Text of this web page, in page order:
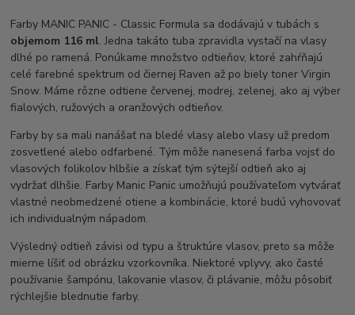
Farby MANIC PANIC - Classic Formula sa dodávajú v tubách s
objemom 116 ml. Jedna takáto tuba zpravidla vystačí na vlasy
dlhé po ramená. Ponúkame množstvo odtieňov, ktoré zahŕňajú
celé farebné spektrum od čiernej Raven až po biely toner Virgin
Snow. Máme rôzne odtiene červenej, modrej, zelenej, ako aj výber
fialových, ružových a oranžových odtieňov.
Farby by sa mali nanášať na bledé vlasy alebo vlasy už predom
zosvetlené alebo odfarbené. Tým môže nanesená farba vojsť do
vlasových folikolov hlbšie a získať tým sýtejší odtieň ako aj
vydržať dlhšie. Farby Manic Panic umožňujú používateľom vytvárať
vlastné neobmedzené otiene a kombinácie, ktoré budú vyhovovať
ich individualným nápadom.
Výsledný odtieň závisi od typu a štruktúre vlasov, preto sa môže
mierne líšiť od obrázku vzorkovníka. Niektoré vplyvy, ako časté
používanie šampónu, lakovanie vlasov, či plávanie, môžu pôsobiť
rýchlejšie blednutie farby.